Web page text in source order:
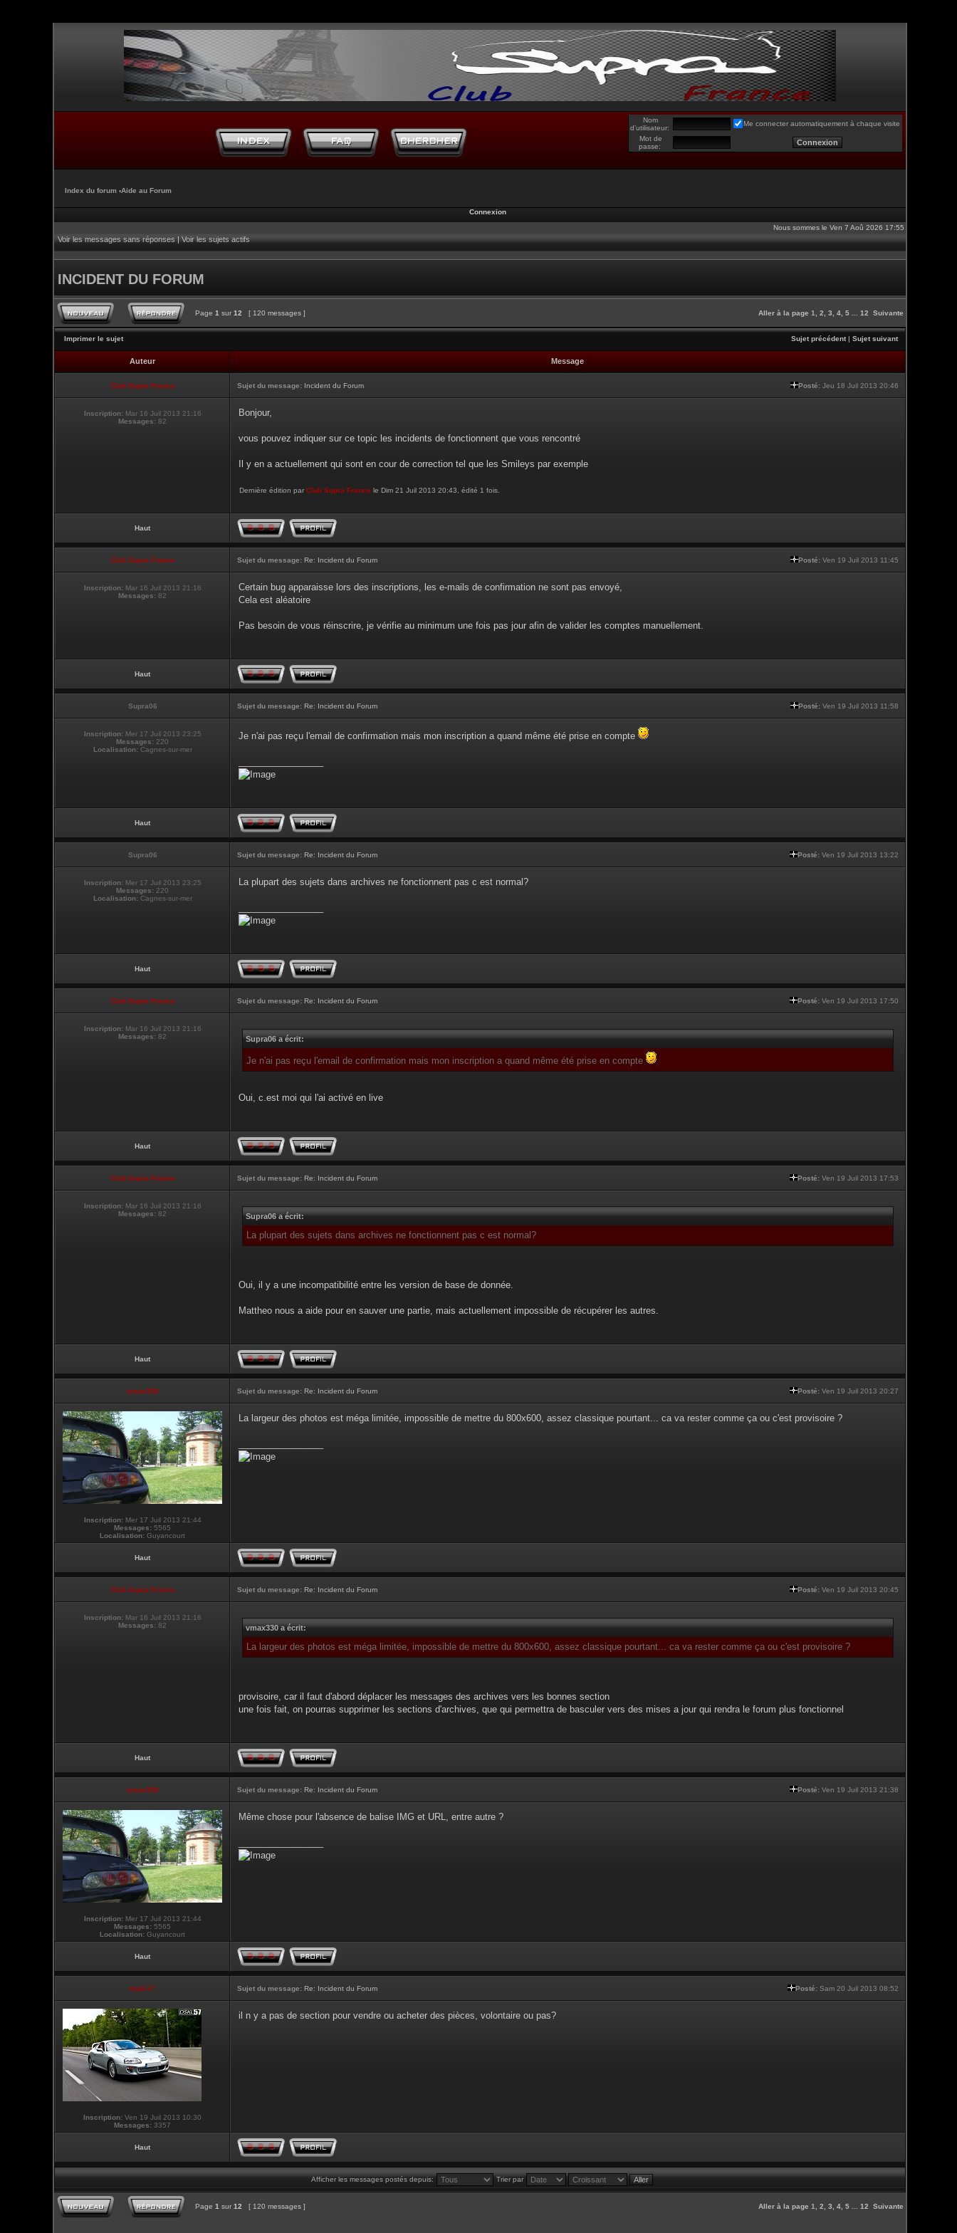
Nom
d’utilisateur:
Me connecter automatiquement à chaque visite
Mot de
passe:
Index du forum ‹Aide au Forum
Connexion
Nous sommes le Ven 7 Aoû 2026 17:55
Voir les messages sans réponses|Voir les sujets actifs
INCIDENT DU FORUM
Page 1 sur 12 [ 120 messages ] Aller à la page 1 2 3 4 5 12 Suivante
Imprimer le sujet Sujet précédent| Sujet suivant
Auteur Message
Club Supra France Sujet du message: Incident du Forum Posté: Jeu 18 Juil 2013 20:46
Inscription: Mar 16 Juil 2013 21:16
Messages: 82
Bonjour,
vous pouvez indiquer sur ce topic les incidents de fonctionnent que vous rencontré
Il y en a actuellement qui sont en cour de correction tel que les Smileys par exemple
Dernière édition par Club Supra France le Dim 21 Juil 2013 20:43, édité 1 fois.
Haut
Club Supra France Sujet du message: Re: Incident du Forum Posté: Ven 19 Juil 2013 11:45
Inscription: Mar 16 Juil 2013 21:16
Messages: 82
Certain bug apparaisse lors des inscriptions, les e-mails de confirmation ne sont pas envoyé,
Cela est aléatoire
Pas besoin de vous réinscrire, je vérifie au minimum une fois pas jour afin de valider les comptes manuellement.
Haut
Supra06 Sujet du message: Re: Incident du Forum Posté: Ven 19 Juil 2013 11:58
Inscription: Mer 17 Juil 2013 23:25
Messages: 220
Localisation:Cagnes-sur-mer
Je n'ai pas reçu l'email de confirmation mais mon inscription a quand même été prise en compte
Haut
Supra06 Sujet du message: Re: Incident du Forum Posté: Ven 19 Juil 2013 13:22
Inscription: Mer 17 Juil 2013 23:25
Messages: 220
Localisation:Cagnes-sur-mer
La plupart des sujets dans archives ne fonctionnent pas c est normal?
Haut
Club Supra France Sujet du message: Re: Incident du Forum Posté: Ven 19 Juil 2013 17:50
Inscription: Mar 16 Juil 2013 21:16
Messages: 82 Supra06 a écrit:
Je n'ai pas reçu l'email de confirmation mais mon inscription a quand même été prise en compte
Oui, c.est moi qui l'ai activé en live
Haut
Club Supra France Sujet du message: Re: Incident du Forum Posté: Ven 19 Juil 2013 17:53
Inscription: Mar 16 Juil 2013 21:16
Messages: 82 Supra06 a écrit:
La plupart des sujets dans archives ne fonctionnent pas c est normal?
Oui, il y a une incompatibilité entre les version de base de donnée.
Mattheo nous a aide pour en sauver une partie, mais actuellement impossible de récupérer les autres.
Haut
vmax330 Sujet du message: Re: Incident du Forum Posté: Ven 19 Juil 2013 20:27
Inscription:Mer 17 Juil 2013 21:44
Messages: 5565
Localisation: Guyancourt
La largeur des photos est méga limitée, impossible de mettre du 800x600, assez classique pourtant... ca va rester comme ça ou c'est provisoire ?
Haut
Club Supra France Sujet du message: Re: Incident du Forum Posté: Ven 19 Juil 2013 20:45
Inscription: Mar 16 Juil 2013 21:16
Messages: 82 vmax330 a écrit:
La largeur des photos est méga limitée, impossible de mettre du 800x600, assez classique pourtant... ca va rester comme ça ou c'est provisoire ?
provisoire, car il faut d'abord déplacer les messages des archives vers les bonnes section
une fois fait, on pourras supprimer les sections d'archives, que qui permettra de basculer vers des mises a jour qui rendra le forum plus fonctionnel
Haut
vmax330 Sujet du message: Re: Incident du Forum Posté: Ven 19 Juil 2013 21:38
Inscription:Mer 17 Juil 2013 21:44
Messages: 5565
Localisation: Guyancourt
Même chose pour l'absence de balise IMG et URL, entre autre ?
Haut
touti-17 Sujet du message: Re: Incident du Forum Posté: Sam 20 Juil 2013 08:52
Inscription: Ven 19 Juil 2013 10:30
Messages: 3357
il n y a pas de section pour vendre ou acheter des pièces, volontaire ou pas?
Haut
Afficher les messages postés depuis: Trier par
Page 1 sur 12 [ 120 messages ] Aller à la page 1 2 3 4 5 12 Suivante